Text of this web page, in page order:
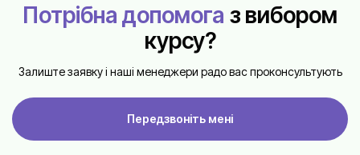
Потрібна допомога з вибором
курсу?
Залиште заявку і наші менеджери радо вас проконсультують
Передзвоніть мені